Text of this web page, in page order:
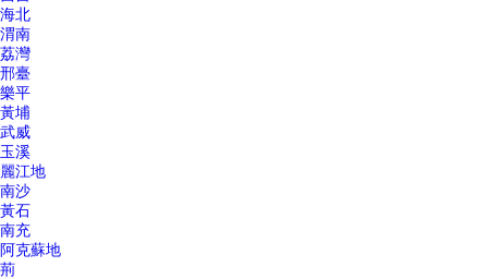
海北
渭南
荔灣
邢臺
樂平
黃埔
武威
玉溪
麗江地
南沙
黃石
南充
阿克蘇地
荊